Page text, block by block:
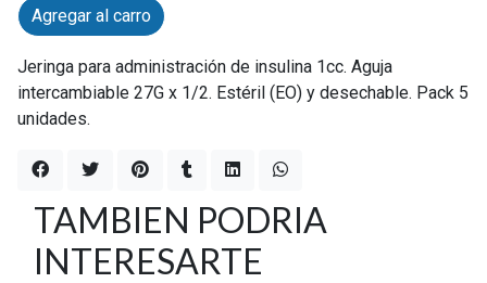
Agregar al carro
Jeringa para administración de insulina 1cc. Aguja
intercambiable 27G x 1/2. Estéril (EO) y desechable. Pack 5
unidades.
TAMBIEN PODRIA
INTERESARTE